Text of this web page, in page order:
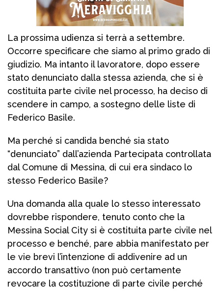
La prossima udienza si terrà a settembre.
Occorre specificare che siamo al primo grado di
giudizio. Ma intanto il lavoratore, dopo essere
stato denunciato dalla stessa azienda, che si è
costituita parte civile nel processo, ha deciso di
scendere in campo, a sostegno delle liste di
Federico Basile.
Ma perché si candida benché sia stato
“denunciato” dall’azienda Partecipata controllata
dal Comune di Messina, di cui era sindaco lo
stesso Federico Basile?
Una domanda alla quale lo stesso interessato
dovrebbe rispondere, tenuto conto che la
Messina Social City si è costituita parte civile nel
processo e benché, pare abbia manifestato per
le vie brevi l’intenzione di addivenire ad un
accordo transattivo (non può certamente
revocare la costituzione di parte civile perché